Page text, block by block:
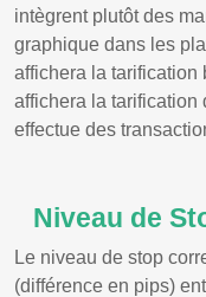
intègrent plutôt des
graphique dans les
affichera la tarification
affichera la tarification
effectue des
Niveau de
Le niveau de stop
(différence en pips)